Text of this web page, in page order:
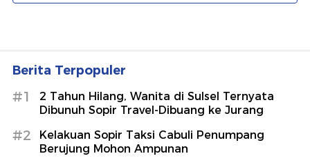
Berita Terpopuler
#1
2 Tahun Hilang, Wanita di Sulsel Ternyata
Dibunuh Sopir Travel-Dibuang ke Jurang
#2
Kelakuan Sopir Taksi Cabuli Penumpang
Berujung Mohon Ampunan